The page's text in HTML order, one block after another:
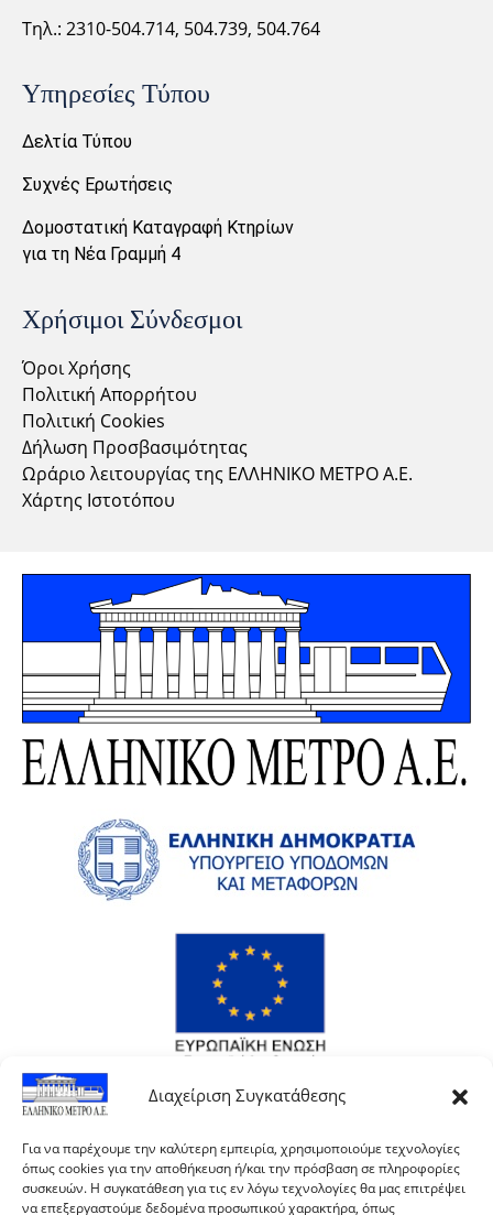
Διαχείριση Συγκατάθεσης
Για να παρέχουμε την καλύτερη εμπειρία, χρησιμοποιούμε τεχνολογίες
όπως cookies για την αποθήκευση ή/και την πρόσβαση σε πληροφορίες
συσκευών. Η συγκατάθεση για τις εν λόγω τεχνολογίες θα μας επιτρέψει
να επεξεργαστούμε δεδομένα προσωπικού χαρακτήρα, όπως
Τηλ.: 2310-504.714, 504.739, 504.764
Υπηρεσίες Τύπου
Δελτία Τύπου
Συχνές Ερωτήσεις
Δομοστατική Καταγραφή Κτηρίων
για τη Νέα Γραμμή 4
Χρήσιμοι Σύνδεσμοι
Όροι Χρήσης
Πολιτική Απορρήτου
Πολιτική Cookies
Δήλωση Προσβασιμότητας
Ωράριο λειτουργίας της ΕΛΛΗΝΙΚΟ ΜΕΤΡΟ Α.Ε.
Χάρτης Ιστοτόπου